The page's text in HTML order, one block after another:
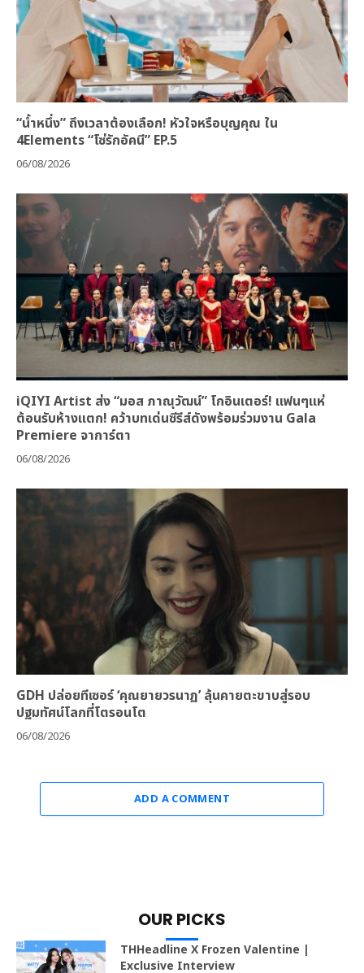
“น้ำหนึ่ง” ถึงเวลาต้องเลือก! หัวใจหรือบุญคุณ ใน
4Elements “โซ่รักอัคนี” EP.5
06/08/2026
iQIYI Artist ส่ง “มอส ภาณุวัฒน์” โกอินเตอร์! แฟนๆแห่
ต้อนรับห้างแตก! คว้าบทเด่นซีรีส์ดังพร้อมร่วมงาน Gala
Premiere จาการ์ตา
06/08/2026
GDH ปล่อยทีเซอร์ ‘คุณยายวรนาฏ’ ลุ้นคายตะขาบสู่รอบ
ปฐมทัศน์โลกที่โตรอนโต
06/08/2026
ADD A COMMENT
OUR PICKS
THHeadline X Frozen Valentine |
Exclusive Interview